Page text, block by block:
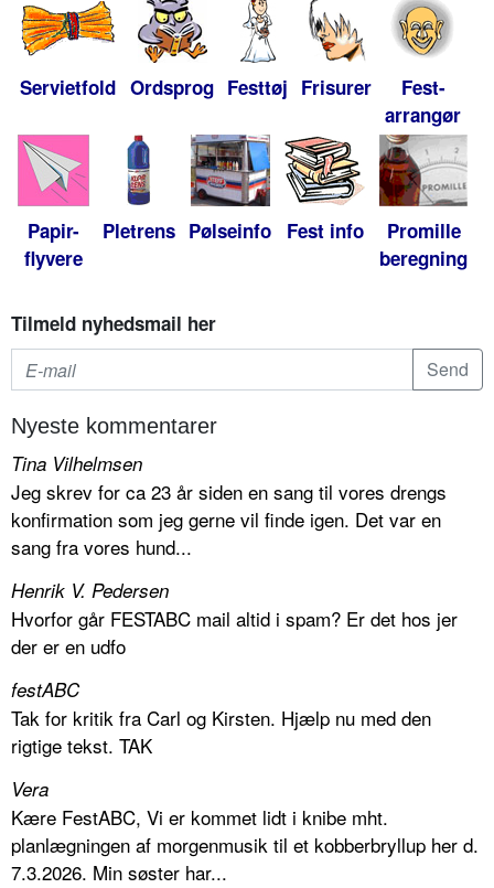
Servietfold Ordsprog Festtøj Frisurer
Fest-
arrangør
Papir-
flyvere
Pletrens Pølseinfo Fest info
Promille
beregning
Tilmeld nyhedsmail her
Nyeste kommentarer
Tina Vilhelmsen
Jeg skrev for ca 23 år siden en sang til vores drengs
konfirmation som jeg gerne vil finde igen. Det var en
sang fra vores hund...
Henrik V. Pedersen
Hvorfor går FESTABC mail altid i spam? Er det hos jer
der er en udfo
festABC
Tak for kritik fra Carl og Kirsten. Hjælp nu med den
rigtige tekst. TAK
Vera
Kære FestABC, Vi er kommet lidt i knibe mht.
planlægningen af morgenmusik til et kobberbryllup her d.
7.3.2026. Min søster har...